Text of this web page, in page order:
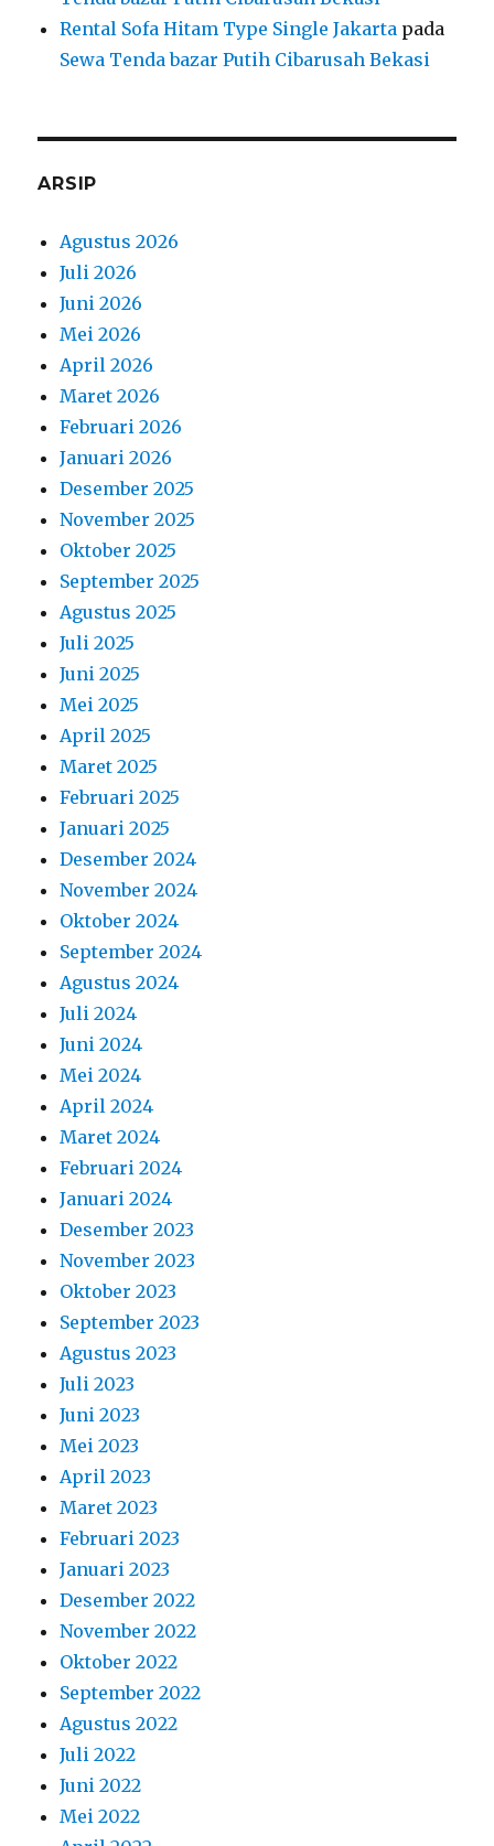
Rental Sofa Hitam Type Single Jakarta pada
Sewa Tenda bazar Putih Cibarusah Bekasi
ARSIP
Agustus 2026
Juli 2026
Juni 2026
Mei 2026
April 2026
Maret 2026
Februari 2026
Januari 2026
Desember 2025
November 2025
Oktober 2025
September 2025
Agustus 2025
Juli 2025
Juni 2025
Mei 2025
April 2025
Maret 2025
Februari 2025
Januari 2025
Desember 2024
November 2024
Oktober 2024
September 2024
Agustus 2024
Juli 2024
Juni 2024
Mei 2024
April 2024
Maret 2024
Februari 2024
Januari 2024
Desember 2023
November 2023
Oktober 2023
September 2023
Agustus 2023
Juli 2023
Juni 2023
Mei 2023
April 2023
Maret 2023
Februari 2023
Januari 2023
Desember 2022
November 2022
Oktober 2022
September 2022
Agustus 2022
Juli 2022
Juni 2022
Mei 2022